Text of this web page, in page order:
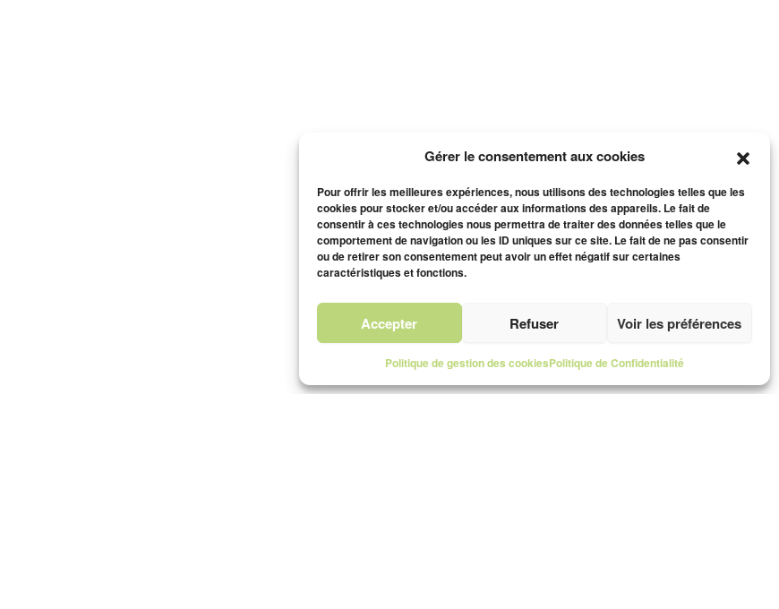
Gérer le consentement aux cookies
Pour offrir les meilleures expériences, nous utilisons des technologies telles que les
cookies pour stocker et/ou accéder aux informations des appareils. Le fait de
consentir à ces technologies nous permettra de traiter des données telles que le
comportement de navigation ou les ID uniques sur ce site. Le fait de ne pas consentir
ou de retirer son consentement peut avoir un effet négatif sur certaines
caractéristiques et fonctions.
Accepter Refuser Voir les préférences
Politique de gestion des cookiesPolitique de Confidentialité